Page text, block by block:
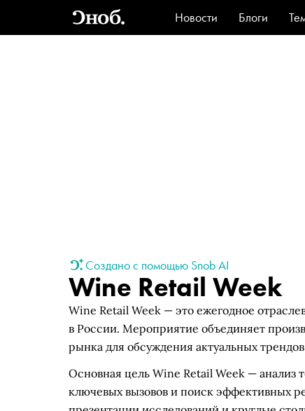
Новости Блоги
Стиль
Создано с помощью Snob AI
Wine Retail Week
Wine Retail Week — это ежегодное
в России. Мероприятие объединяет
рынка для обсуждения актуальных
Основная цель Wine Retail Week — анализ
ключевых вызовов и поиск эффективных